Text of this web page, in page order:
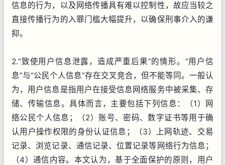
信息的行为，以及网络传播具有难以控制性，故应当较之
直接传播行为的入罪门槛大幅提升，以确保刑事介入的谦
抑。
2.“致使用户信息泄露，造成严重后果”的情形。“用户信
息”与“公民个人信息”存在交叉竞合，但不能等同。一般认
为，用户信息是指用户在接受信息网络服务中被采集、存
储、传输信息。具体而言，主要包括下列信息：（1）网
络公民个人信息；（2）账号、密码、数字证书等用于确
认用户操作权限的身份认证信息；（3）上网轨迹、交易
记录、浏览记录、通信记录、位置记录等网络行为信息；
（4）通信内容。本文认为，基于全面保护的原则，用户